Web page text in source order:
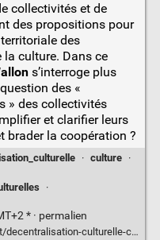
collectivités et de
des propositions pour
des
culture. Dans ce
s’interroge plus
des «
» des collectivités
et clarifier leurs
brader la coopération ?
· culture ·
·
* · permalien
clarifier-competences-brider-cooperation/